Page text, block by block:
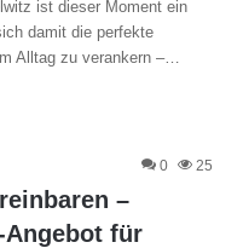
ist dieser Moment ein
damit die perfekte
Alltag zu verankern –…
0 25
–
Angebot für